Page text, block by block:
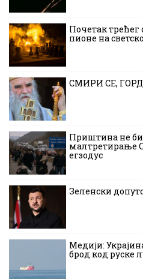
Почетак трећег
пионе на
СМИРИ СЕ,
Приштина не
малтретирање
егзодус
Зеленски
Медији:
брод код руске